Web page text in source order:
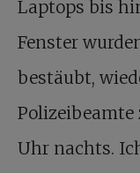
Laptops bis
Fenster
bestäubt,
Uhr nachts.